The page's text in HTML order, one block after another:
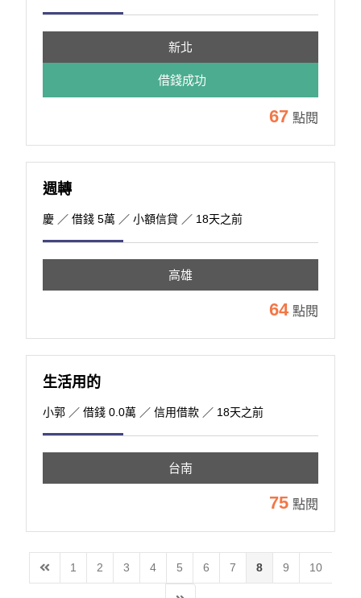
新北
借錢成功
67 點閱
週轉
慶 ／ 借錢 5萬 ／ 小額信貸 ／ 18天之前
高雄
64 點閱
生活用的
小郭 ／ 借錢 0.0萬 ／ 信用借款 ／ 18天之前
台南
75 點閱
1 2 3 4 5 6 7 8 9 10